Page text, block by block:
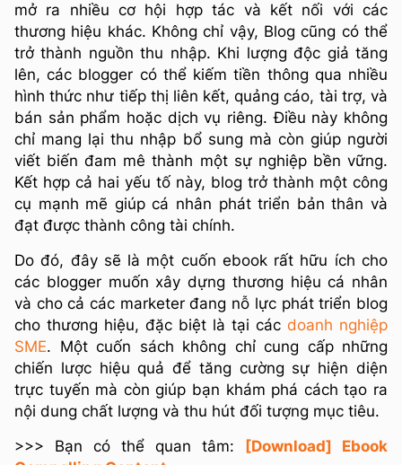
mở ra nhiều cơ hội hợp tác và kết nối với các
thương hiệu khác. Không chỉ vậy, Blog cũng có thể
trở thành nguồn thu nhập. Khi lượng độc giả tăng
lên, các blogger có thể kiếm tiền thông qua nhiều
hình thức như tiếp thị liên kết, quảng cáo, tài trợ, và
bán sản phẩm hoặc dịch vụ riêng. Điều này không
chỉ mang lại thu nhập bổ sung mà còn giúp người
viết biến đam mê thành một sự nghiệp bền vững.
Kết hợp cả hai yếu tố này, blog trở thành một công
cụ mạnh mẽ giúp cá nhân phát triển bản thân và
đạt được thành công tài chính.
Do đó, đây sẽ là một cuốn ebook rất hữu ích cho
các blogger muốn xây dựng thương hiệu cá nhân
và cho cả các marketer đang nỗ lực phát triển blog
cho thương hiệu, đặc biệt là tại các doanh nghiệp
SME. Một cuốn sách không chỉ cung cấp những
chiến lược hiệu quả để tăng cường sự hiện diện
trực tuyến mà còn giúp bạn khám phá cách tạo ra
nội dung chất lượng và thu hút đối tượng mục tiêu.
>>> Bạn có thể quan tâm:
[Download] Ebook